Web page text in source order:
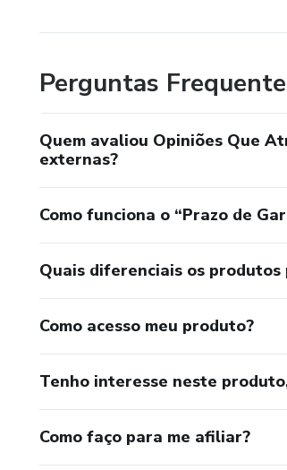
Perguntas
Quem avaliou Opiniões Que
externas?
Como funciona o “Prazo de
Quais diferenciais os produtos
Como acesso meu produto?
Tenho interesse neste
Como faço para me afiliar?